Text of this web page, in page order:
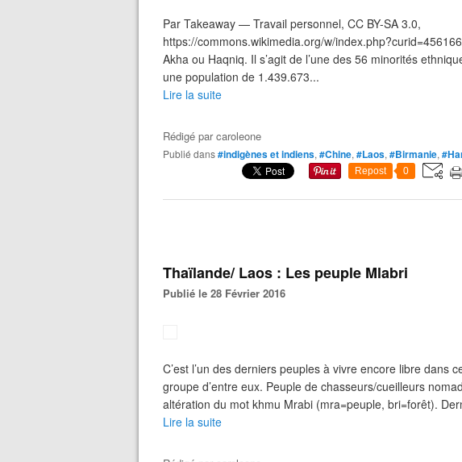
Par Takeaway — Travail personnel, CC BY-SA 3.0,
https://commons.wikimedia.org/w/
Akha ou Haqniq. Il s’agit de l’une des 56 minorités
une population de 1.439.673...
Lire la suite
Rédigé parcaroleone
Publié dans#indigènes et indiens, #Chine, #Laos, #Birmanie,
Repost 0
Thaïlande/ Laos : Les peuple Mlabri
Publié le 28 Février 2016
C’est l’un des derniers peuples à vivre encore libre dans
groupe d’entre eux. Peuple de chasseurs/cueilleurs
altération du mot khmu Mrabi (mra=peuple, bri=forêt).
Lire la suite